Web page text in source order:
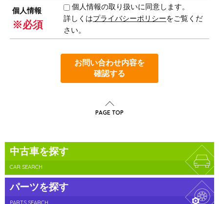
個人情報
※必須
個人情報の取り扱いに同意します。
詳しくはプライバシーポリシーをご覧くだ
さい。
お問い合わせ内容を
確認する
PAGE TOP
中古車を探す
CAR SEARCH
パーツを探す
PARTS SEARCH